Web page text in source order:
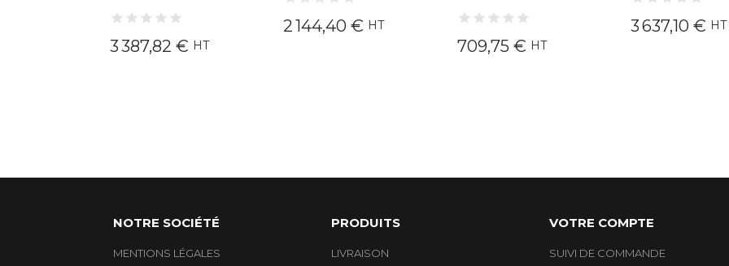
3 387,82 € HT
2 144,40 € HT
709,75 € HT
3 637,10 € HT
NOTRE SOCIÉTÉ
MENTIONS LÉGALES
PRODUITS
LIVRAISON
VOTRE COMPTE
SUIVI DE COMMANDE